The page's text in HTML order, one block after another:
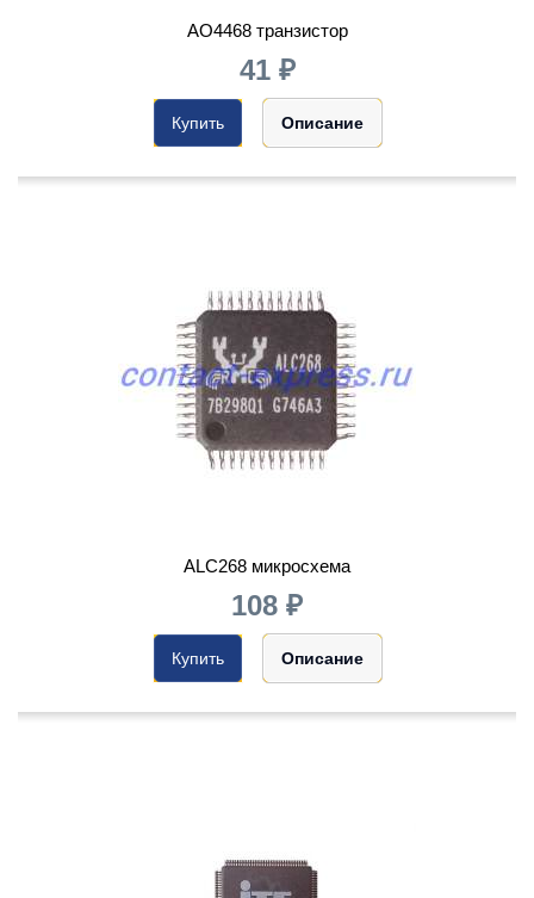
AO4468 транзистор
41 ₽
Купить Описание
ALC268 микросхема
108 ₽
Купить Описание